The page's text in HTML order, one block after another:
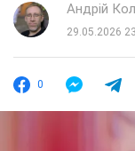
Андрій
29.05.2026
0